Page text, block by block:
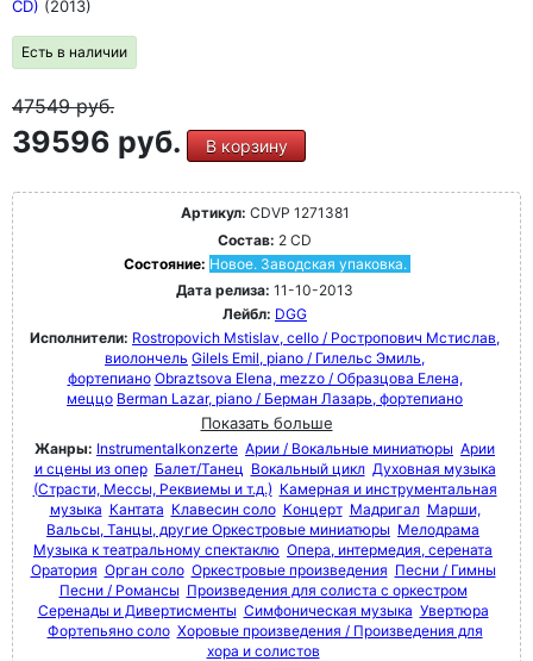
CD) (2013)
Есть в наличии
47549руб.
39596 руб. В корзину
Артикул: CDVP 1271381
Состав: 2 CD
Состояние: Новое. Заводская упаковка.
Дата релиза: 11-10-2013
Лейбл: DGG
Исполнители: Rostropovich Mstislav, cello / Ростропович Мстислав,
виолончель Gilels Emil, piano / Гилельс Эмиль,
фортепиано Obraztsova Elena, mezzo / Образцова Елена,
меццо Berman Lazar, piano / Берман Лазарь, фортепиано
Показать больше
Жанры: Instrumentalkonzerte Арии / Вокальные миниатюры Арии
и сцены из опер Балет/Танец Вокальный цикл Духовная музыка
(Страсти, Мессы, Реквиемы и т.д.) Камерная и инструментальная
музыка Кантата Клавесин соло Концерт Мадригал Марши,
Вальсы, Танцы, другие Оркестровые миниатюры Мелодрама
Музыка к театральному спектаклю Опера, интермедия, серената
Оратория Орган соло Оркестровые произведения Песни / Гимны
Песни / Романсы Произведения для солиста с оркестром
Серенады и Дивертисменты Симфоническая музыка Увертюра
Фортепьяно соло Хоровые произведения / Произведения для
хора и солистов